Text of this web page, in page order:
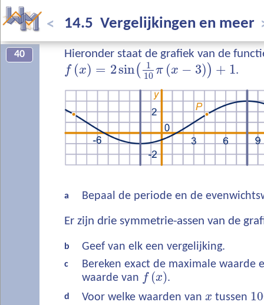
< 14.5 Vergelijkingen en meer
40
Hieronder staat de grafiek van de
f (x) = 2sin(
1
10 π (x − 3)) + 1.
a Bepaal de periode en de
Er zijn drie symmetrie-assen van de
b Geef van elk een vergelijking.
c
Bereken exact de maximale waarde
waarde van f (x).
d Voor welke waarden van x tussen